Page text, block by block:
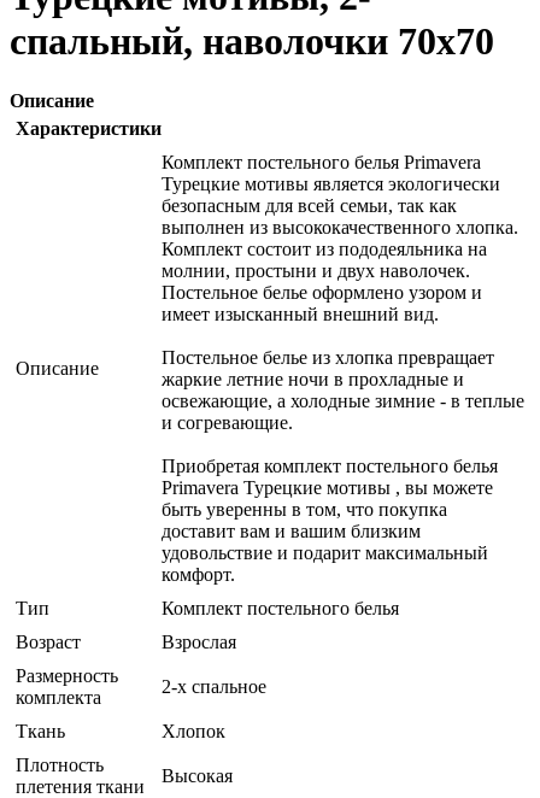
спальный, наволочки 70x70
Описание
Характеристики
Описание
Комплект постельного белья Primavera
Турецкие мотивы является экологически
безопасным для всей семьи, так как
выполнен из высококачественного хлопка.
Комплект состоит из пододеяльника на
молнии, простыни и двух наволочек.
Постельное белье оформлено узором и
имеет изысканный внешний вид.
Постельное белье из хлопка превращает
жаркие летние ночи в прохладные и
освежающие, а холодные зимние - в теплые
и согревающие.
Приобретая комплект постельного белья
Primavera Турецкие мотивы , вы можете
быть уверенны в том, что покупка
доставит вам и вашим близким
удовольствие и подарит максимальный
комфорт.
Тип
Комплект постельного белья
Возраст
Взрослая
Размерность
комплекта
2-х спальное
Ткань
Хлопок
Плотность
плетения ткани
Высокая